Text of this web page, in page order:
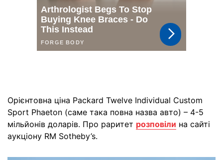
Орієнтовна ціна Packard Twelve Individual Custom
Sport Phaeton (саме така повна назва авто) – 4-5
мільйонів доларів. Про раритет розповіли на сайті
аукціону RM Sotheby’s.